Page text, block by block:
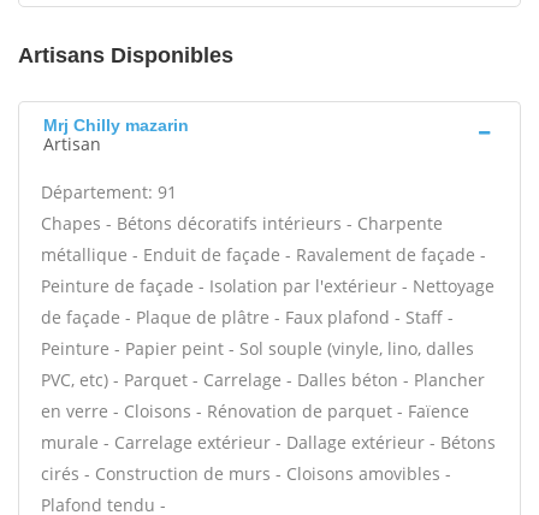
Artisans Disponibles
Mrj Chilly mazarin
Artisan
Département: 91
Chapes - Bétons décoratifs intérieurs - Charpente
métallique - Enduit de façade - Ravalement de façade -
Peinture de façade - Isolation par l'extérieur - Nettoyage
de façade - Plaque de plâtre - Faux plafond - Staff -
Peinture - Papier peint - Sol souple (vinyle, lino, dalles
PVC, etc) - Parquet - Carrelage - Dalles béton - Plancher
en verre - Cloisons - Rénovation de parquet - Faïence
murale - Carrelage extérieur - Dallage extérieur - Bétons
cirés - Construction de murs - Cloisons amovibles -
Plafond tendu -